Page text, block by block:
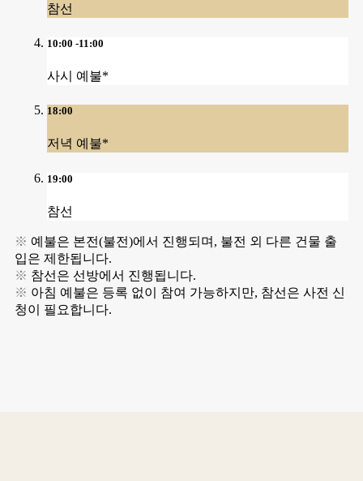
참선
10:00 -11:00
사시 예불*
18:00
저녁 예불*
19:00
참선
※ 예불은 본전(불전)에서 진행되며, 불전 외 다른 건물 출
입은 제한됩니다.
※ 참선은 선방에서 진행됩니다.
※ 아침 예불은 등록 없이 참여 가능하지만, 참선은 사전 신
청이 필요합니다.